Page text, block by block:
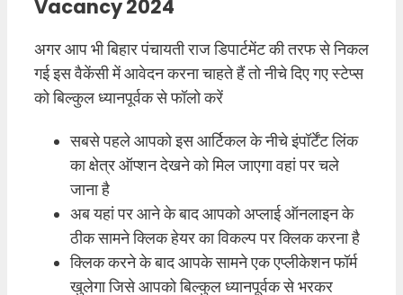
Vacancy 2024
अगर आप भी बिहार पंचायती राज डिपार्टमेंट की तरफ से निकल
गई इस वैकेंसी में आवेदन करना चाहते हैं तो नीचे दिए गए स्टेप्स
को बिल्कुल ध्यानपूर्वक से फॉलो करें
सबसे पहले आपको इस आर्टिकल के नीचे इंपॉर्टेंट लिंक
का क्षेत्र ऑप्शन देखने को मिल जाएगा वहां पर चले
जाना है
अब यहां पर आने के बाद आपको अप्लाई ऑनलाइन के
ठीक सामने क्लिक हेयर का विकल्प पर क्लिक करना है
क्लिक करने के बाद आपके सामने एक एप्लीकेशन फॉर्म
खुलेगा जिसे आपको बिल्कुल ध्यानपूर्वक से भरकर